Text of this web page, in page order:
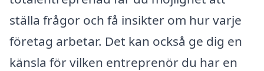
ställa frågor och få insikter om hur varje
företag arbetar. Det kan också ge dig en
känsla för vilken entreprenör du har en